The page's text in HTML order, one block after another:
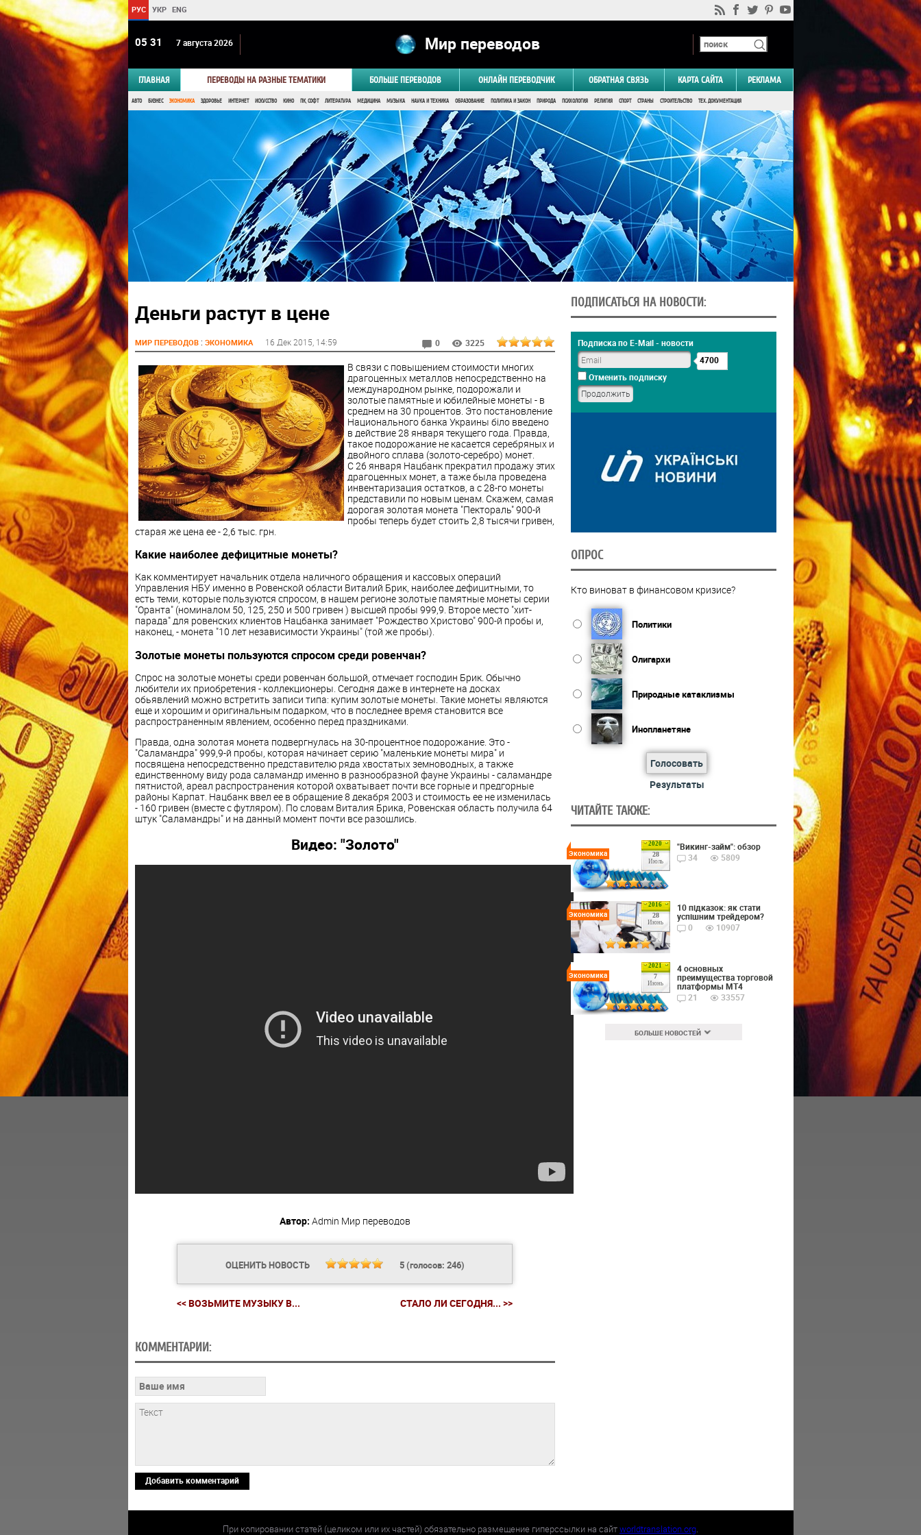
РУС УКР ENG
05:31 7 августа 2026 Мир переводов
ГЛАВНАЯ ПЕРЕВОДЫ НА РАЗНЫЕ ТЕМАТИКИ БОЛЬШЕ ПЕРЕВОДОВ ОНЛАЙН ПЕРЕВОДЧИК ОБРАТНАЯ СВЯЗЬ КАРТА САЙТА РЕКЛАМА
АВТО БИЗНЕС ЭКОНОМИКА ЗДОРОВЬЕ ИНТЕРНЕТ ИСКУССТВО КИНО ПК, СОФТ ЛИТЕРАТУРА МЕДИЦИНА МУЗЫКА НАУКА И ТЕХНИКА ОБРАЗОВАНИЕ ПОЛИТИКА И ЗАКОН ПРИРОДА ПСИХОЛОГИЯ РЕЛИГИЯ СПОРТ СТРАНЫ СТРОИТЕЛЬСТВО ТЕХ. ДОКУМЕНТАЦИЯ
Деньги растут в цене
МИР ПЕРЕВОДОВ: ЭКОНОМИКА 16 Дек 2015 , 14:59 0 3225
В связи с повышением стоимости многих
драгоценных металлов непосредственно на
международном рынке, подорожали и
золотые памятные и юбилейные монеты - в
среднем на 30 процентов. Это постановление
Национального банка Украины біло введено
в действие 28 января текущего года. Правда,
такое подорожание не касается серебряных и
двойного сплава (золото-серебро) монет.
С 26 января Нацбанк прекратил продажу этих
драгоценных монет, а таже была проведена
инвентаризация остатков, а с 28-го монеты
представили по новым ценам. Скажем, самая
дорогая золотая монета "Пектораль" 900-й
пробы теперь будет стоить 2,8 тысячи гривен,
старая же цена ее - 2,6 тыс. грн.
Какие наиболее дефицитные монеты?
Как комментирует начальник отдела наличного обращения и кассовых операций
Управления НБУ именно в Ровенской области Виталий Брик, наиболее дефицитными, то
есть теми, которые пользуются спросом, в нашем регионе золотые памятные монеты серии
"Оранта" (номиналом 50, 125, 250 и 500 гривен ) высшей пробы 999,9. Второе место "хит-
парада" для ровенских клиентов Нацбанка занимает "Рождество Христово" 900-й пробы и,
наконец, - монета "10 лет независимости Украины" (той же пробы).
Золотые монеты пользуются спросом среди ровенчан?
Спрос на золотые монеты среди ровенчан большой, отмечает господин Брик. Обычно
любители их приобретения - коллекционеры. Сегодня даже в интернете на досках
обьявлений можно встретить записи типа: купим золотые монеты. Такие монеты являются
еще и хорошим и оригинальным подарком, что в последнее время становится все
распространенным явлением, особенно перед праздниками.
Правда, одна золотая монета подвергнулась на 30-процентное подорожание. Это -
"Саламандра" 999,9-й пробы, которая начинает серию "маленькие монеты мира" и
посвящена непосредственно представителю ряда хвостатых земноводных, а также
единственному виду рода саламандр именно в разнообразной фауне Украины - саламандре
пятнистой, ареал распространения которой охватывает почти все горные и предгорные
районы Карпат. Нацбанк ввел ее в обращение 8 декабря 2003 и стоимость ее не изменилась
- 160 гривен (вместе с футляром). По словам Виталия Брика, Ровенская область получила 64
штук "Саламандры" и на данный момент почти все разошлись.
Видео: "Золото"
Автор: Admin Мир переводов
ОЦЕНИТЬ НОВОСТЬ 5(голосов: 246)
<< ВОЗЬМИТЕ МУЗЫКУ В... СТАЛО ЛИ СЕГОДНЯ... >>
КОММЕНТАРИИ:
Добавить комментарий
ПОДПИСАТЬСЯ НА НОВОСТИ:
Подписка по E-Mail - новости
4700
Отменить подписку
ОПРОС
Кто виноват в финансовом кризисе?
Политики
Олигархи
Природные катаклизмы
Инопланетяне
Голосовать
Результаты
ЧИТАЙТЕ ТАКЖЕ:
2020
28
Июль
Экономика
"Викинг-займ": обзор
34
5809
2016
28
Июнь
Экономика
10 підказок: як стати
успішним трейдером?
0
10907
2021
7
Июнь
Экономика
4 основных
преимущества торговой
платформы MT4
21
33557
БОЛЬШЕ НОВОСТЕЙ
При копировании статей (целиком или их частей) обязательно размещение гиперссылки на сайтworldtranslation.org.